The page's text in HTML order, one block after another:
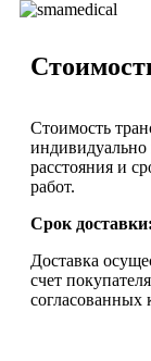
Стоимость
индивидуально
расстояния и
работ.
Срок
Доставка
счет
согласованных